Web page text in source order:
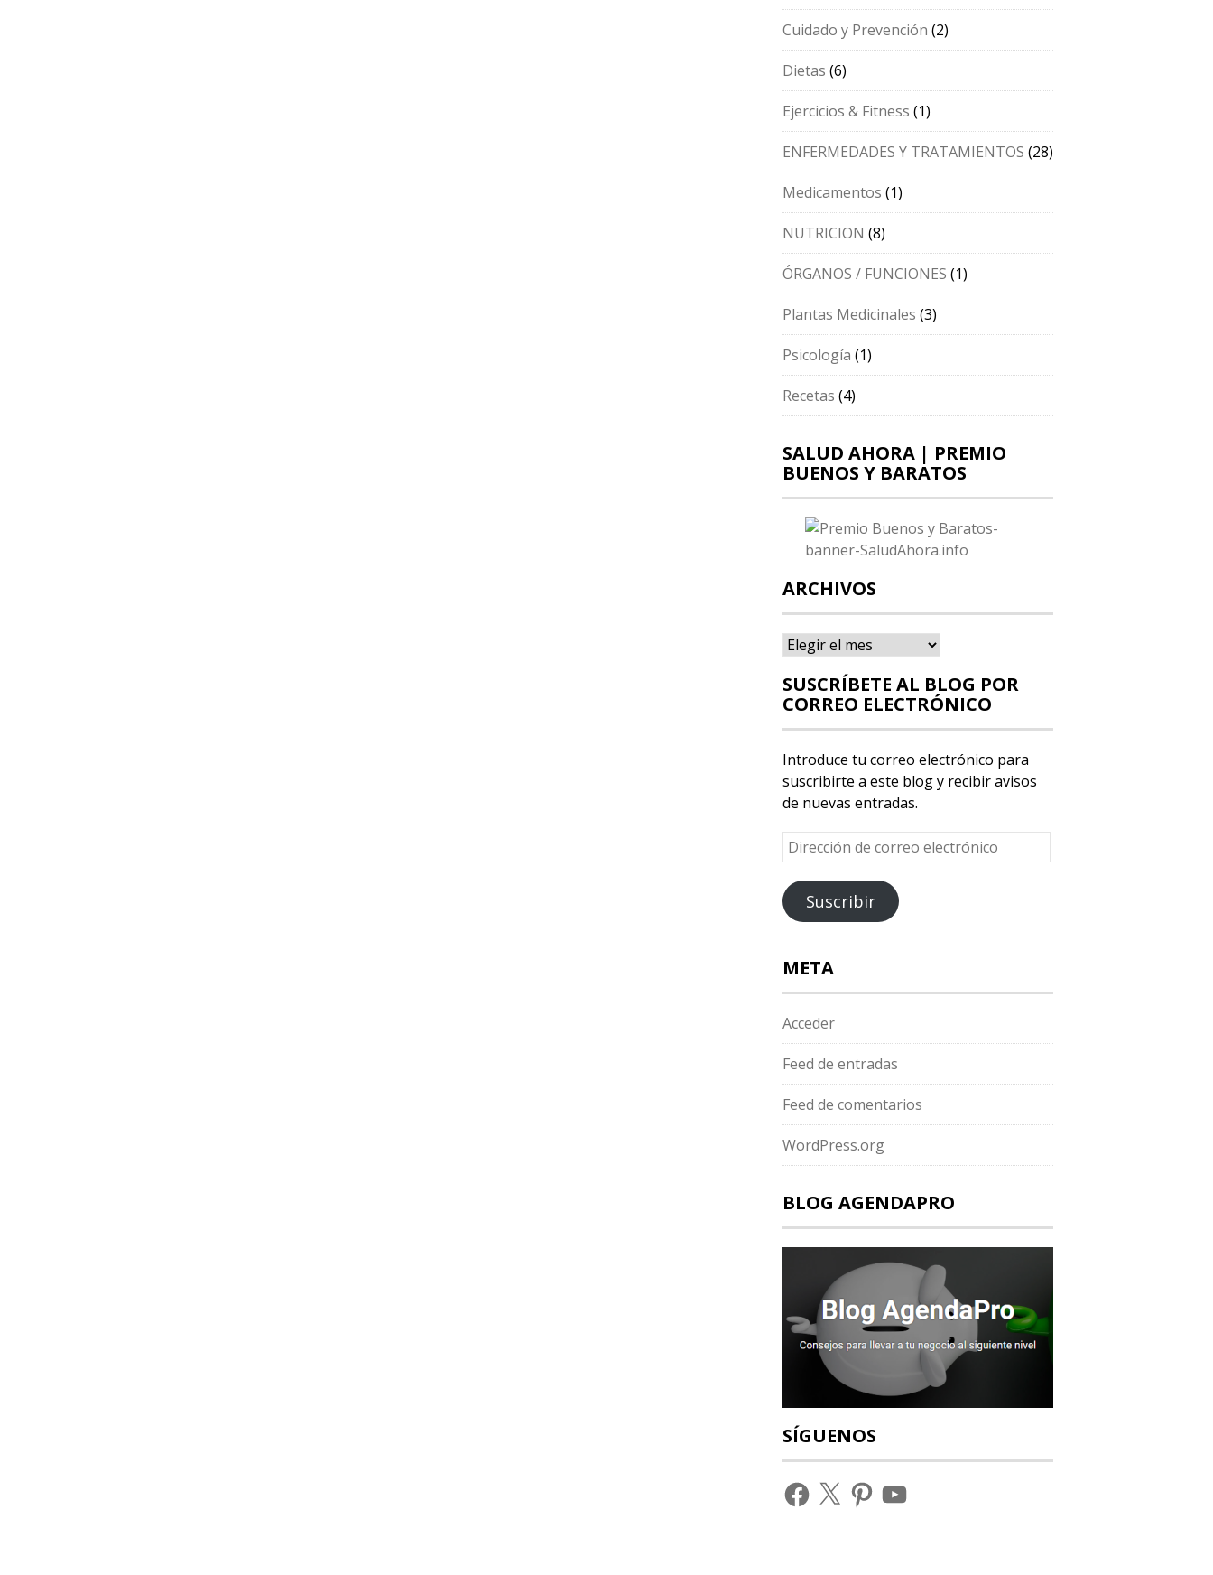
Cuidado y Prevención (2)
Dietas (6)
Ejercicios & Fitness (1)
ENFERMEDADES Y TRATAMIENTOS (28)
Medicamentos (1)
NUTRICION (8)
ÓRGANOS / FUNCIONES (1)
Plantas Medicinales (3)
Psicología (1)
Recetas (4)
SALUD AHORA | PREMIO
BUENOS Y BARATOS
ARCHIVOS
Archivos
SUSCRÍBETE AL BLOG POR
CORREO ELECTRÓNICO
Introduce tu correo electrónico para
suscribirte a este blog y recibir avisos
de nuevas entradas.
Dirección
de
correo
electrónico
Suscribir
META
Acceder
Feed de entradas
Feed de comentarios
WordPress.org
BLOG AGENDAPRO
SÍGUENOS
Facebook
X PinterestYouTube